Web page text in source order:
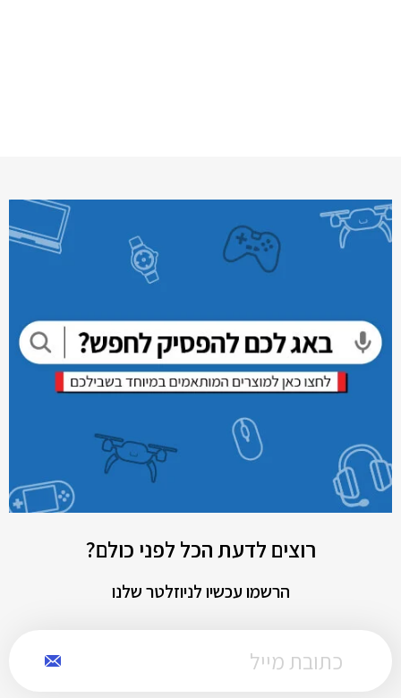
רוצים לדעת הכל לפני כולם?
הרשמו עכשיו לניוזלטר שלנו